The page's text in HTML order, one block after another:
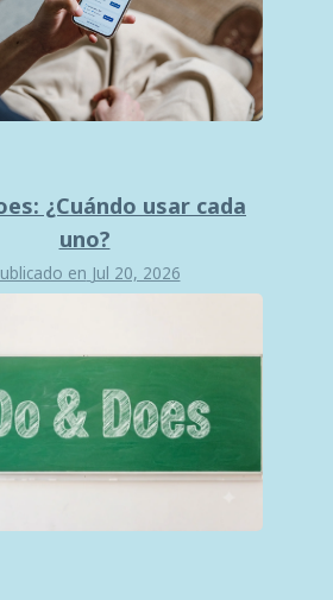
¿Cuándo usar cada
uno?
en Jul 20, 2026